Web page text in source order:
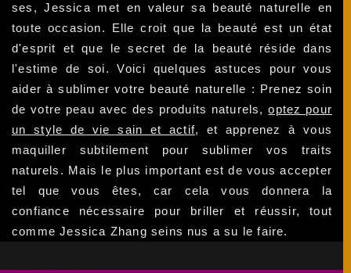
ses, Jessica met en valeur sa beauté naturelle en
toute occasion. Elle croit que la beauté est un état
d'esprit et que le secret de la beauté réside dans
l'estime de soi. Voici quelques astuces pour vous
aider à sublimer votre beauté naturelle : Prenez soin
de votre peau avec des produits naturels,optez pour
un style de vie sain et actif, et apprenez à vous
maquiller subtilement pour sublimer vos traits
naturels. Mais le plus important est de vous accepter
tel que vous êtes, car cela vous donnera la
confiance nécessaire pour briller et réussir, tout
comme Jessica Zhang seins nus a su le faire.